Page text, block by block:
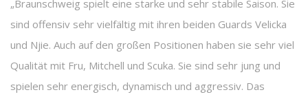
„Braunschweig spielt eine starke und sehr stabile Saison. Sie
sind offensiv sehr vielfältig mit ihren beiden Guards Velicka
und Njie. Auch auf den großen Positionen haben sie sehr viel
Qualität mit Fru, Mitchell und Scuka. Sie sind sehr jung und
spielen sehr energisch, dynamisch und aggressiv. Das